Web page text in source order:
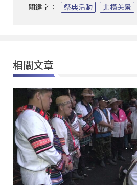
關鍵字： 祭典活動 北橫美景
相關文章